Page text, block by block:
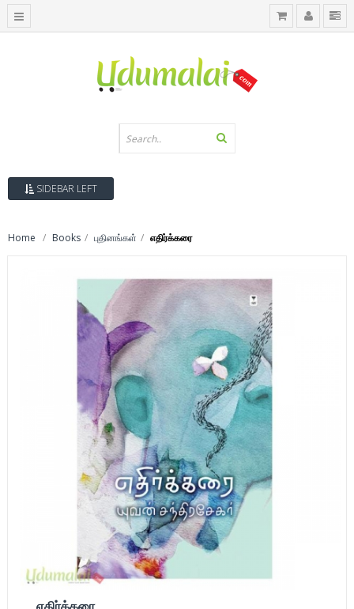
SIDEBAR LEFT
Home Books புதினங்கள் எதிர்க்கரை